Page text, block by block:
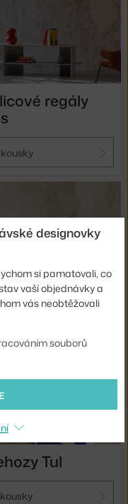
regály
Radd
Tul
designovky
si pamatovali, co
vaší objednávky a
vás neobtěžovali
souborů